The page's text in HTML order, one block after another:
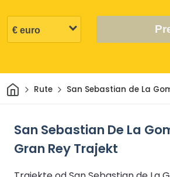
DomRute San Sebastian de La
San Sebastian De La
Gran Rey Trajekt